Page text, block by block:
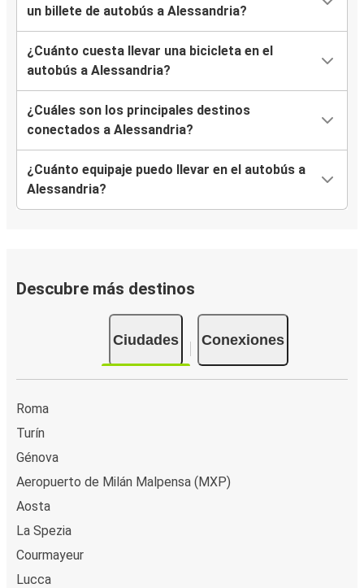
un billete de autobús a Alessandria?
¿Cuánto cuesta llevar una bicicleta en el
autobús a Alessandria?
¿Cuáles son los principales destinos
conectados a Alessandria?
¿Cuánto equipaje puedo llevar en el autobús a
Alessandria?
Descubre más destinos
Ciudades Conexiones
Roma
Turín
Génova
Aeropuerto de Milán Malpensa (MXP)
Aosta
La Spezia
Courmayeur
Lucca